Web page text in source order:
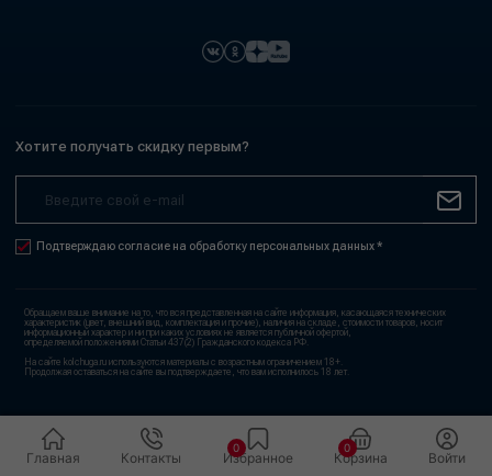
Хотите получать скидку первым?
Подтверждаю согласие на обработку персональных данных *
Обращаем ваше внимание на то, что вся представленная на сайте информация, касающаяся технических
характеристик (цвет, внешний вид, комплектация и прочие), наличия на складе, стоимости товаров, носит
информационный характер и ни при каких условиях не является публичной офертой,
определяемой положениями Статьи 437(2) Гражданского кодекса РФ.
На сайте kolchuga.ru используются материалы с возрастным ограничением 18+.
Продолжая оставаться на сайте вы подтверждаете, что вам исполнилось 18 лет.
Главная Контакты Избранное
0
Корзина
0
Войти